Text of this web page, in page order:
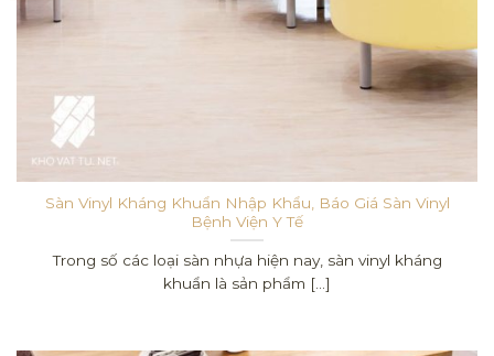
Sàn Vinyl Kháng Khuẩn Nhập Khẩu, Báo Giá Sàn Vinyl
Bệnh Viện Y Tế
Trong số các loại sàn nhựa hiện nay, sàn vinyl kháng
khuẩn là sản phẩm [...]